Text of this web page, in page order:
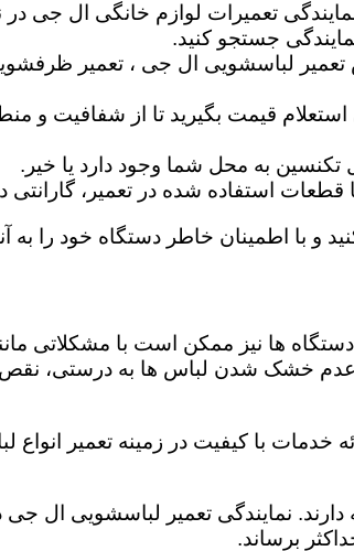
تعمیرات لوازم خانگی ال جی
جستجو کنید.
لباسشویی ال جی ، تعمیر
قیمت بگیرید تا از شفافیت و
به محل شما وجود دارد یا خیر.
استفاده شده در تعمیر، گارانتی
و با اطمینان خاطر دستگاه خود را به
ها نیز ممکن است با مشکلاتی
عدم خشک شدن لباس ها به درستی،
با کیفیت در زمینه تعمیر
نمایندگی تعمیر لباسشویی ال
برساند.